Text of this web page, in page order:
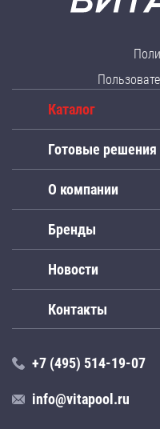
Каталог
Готовые решения
О компании
Бренды
Новости
Контакты
+7 (495) 514-19-07
info@vitapool.ru